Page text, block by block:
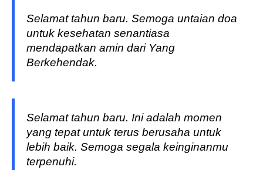
Selamat tahun baru. Semoga untaian doa
untuk kesehatan senantiasa
mendapatkan amin dari Yang
Berkehendak.
Selamat tahun baru. Ini adalah momen
yang tepat untuk terus berusaha untuk
lebih baik. Semoga segala keinginanmu
terpenuhi.